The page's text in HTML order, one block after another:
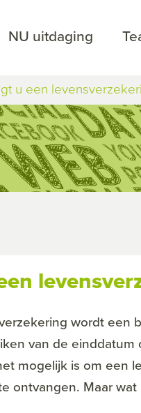
NU uitdaging
u een
wordt een
van de
mogelijk is om een
ontvangen. Maar